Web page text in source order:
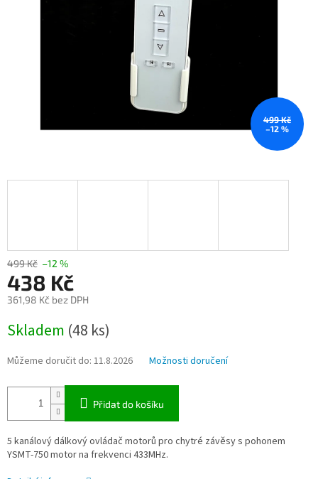
499 Kč
–12 %
499 Kč –12 %
438 Kč
361,98 Kč bez DPH
cena:
Skladem (48 ks)
Můžeme doručit do: 11.8.2026 Možnosti doručení
Přidat do košíku
5 kanálový dálkový ovládač motorů pro chytré závěsy s pohonem
YSMT-750 motor na frekvenci 433MHz.